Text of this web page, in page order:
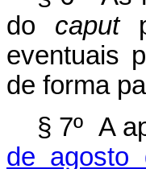
do caput
eventuais
de forma
§ 7º A
de agosto